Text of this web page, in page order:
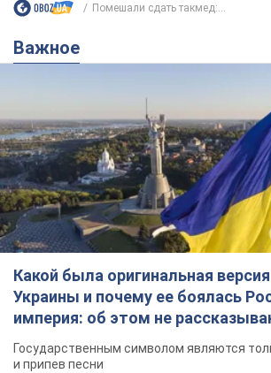
Помешали сдать такмед:...
Важное
Какой была оригинальная
Украины и почему ее боялась
империя: об этом не
Государственным символом являются
и припев песни